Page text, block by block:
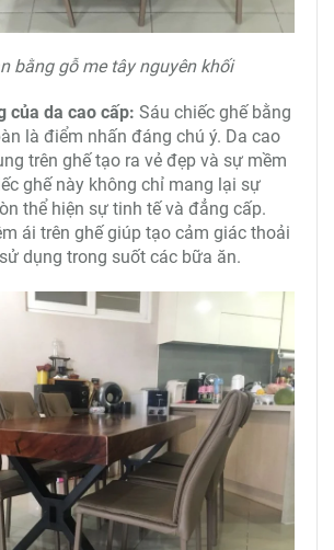
bằng gỗ me tây nguyên khối
của da cao cấp: Sáu chiếc ghế bằng
là điểm nhấn đáng chú ý. Da cao
trên ghế tạo ra vẻ đẹp và sự mềm
ghế này không chỉ mang lại sự
thể hiện sự tinh tế và đẳng cấp.
ái trên ghế giúp tạo cảm giác thoải
dụng trong suốt các bữa ăn.